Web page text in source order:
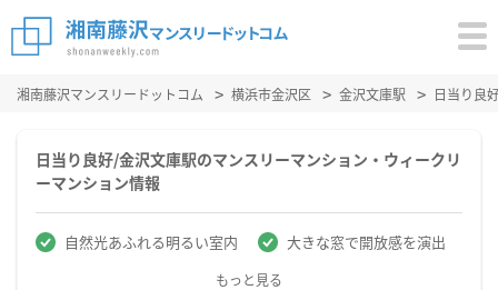
湘南藤沢マンスリードットコム 横浜市金沢区 金沢文庫駅 日当り良
日当り良好/金沢文庫駅のマンスリーマンション・ウィークリ
ーマンション情報
自然光あふれる明るい室内 大きな窓で開放感を演出
もっと見る